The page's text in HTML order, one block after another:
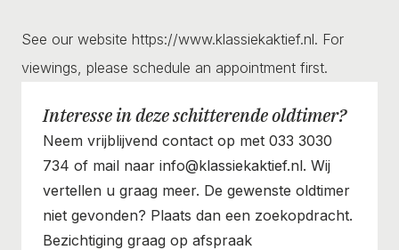
See our website https://www.klassiekaktief.nl. For
viewings, please schedule an appointment first.
Interesse in deze schitterende oldtimer?
Neem vrijblijvend contact op met 033 3030
734 of mail naar info@klassiekaktief.nl. Wij
vertellen u graag meer. De gewenste oldtimer
niet gevonden? Plaats dan een zoekopdracht.
Bezichtiging graag op afspraak